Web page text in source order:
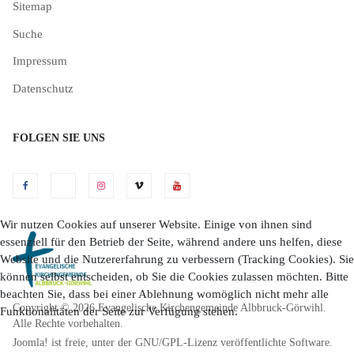
Sitemap
Suche
Impressum
Datenschutz
FOLGEN SIE UNS
Copyright © 2026 Evangelische Kirchengemeinde Albbruck-Görwihl.
Alle Rechte vorbehalten.
Joomla! ist freie, unter der GNU/GPL-Lizenz veröffentlichte Software.
Wir nutzen Cookies auf unserer Website. Einige von ihnen sind
essenziell für den Betrieb der Seite, während andere uns helfen, diese
Website und die Nutzererfahrung zu verbessern (Tracking Cookies). Sie
können selbst entscheiden, ob Sie die Cookies zulassen möchten. Bitte
beachten Sie, dass bei einer Ablehnung womöglich nicht mehr alle
Funktionalitäten der Seite zur Verfügung stehen.